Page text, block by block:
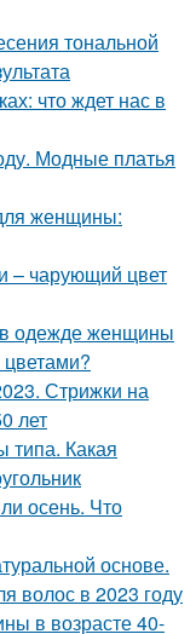
тональной
что ждет нас в
Модные платья
женщины:
– чарующий цвет
в одежде женщины
Стрижки на
лет
типа. Какая
осень. Что
основе.
волос в 2023 году
в возрасте 40-